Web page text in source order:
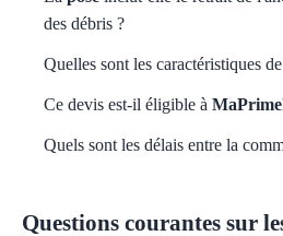
des débris ?
Quelles sont les caractéristiques
Ce devis est-il éligible à
Quels sont les délais entre la
Questions courantes sur